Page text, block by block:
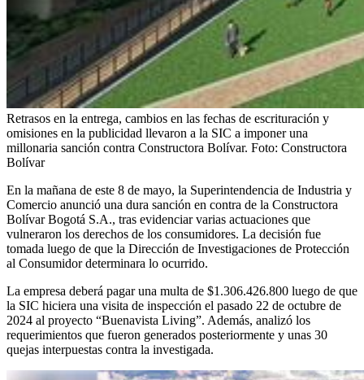
Retrasos en la entrega, cambios en las fechas de escrituración y
omisiones en la publicidad llevaron a la SIC a imponer una
millonaria sanción contra Constructora Bolívar. Foto: Constructora
Bolívar
En la mañana de este 8 de mayo, la Superintendencia de Industria y
Comercio anunció una dura sanción en contra de la Constructora
Bolívar Bogotá S.A., tras evidenciar varias actuaciones que
vulneraron los derechos de los consumidores. La decisión fue
tomada luego de que la Dirección de Investigaciones de Protección
al Consumidor determinara lo ocurrido.
La empresa deberá pagar una multa de $1.306.426.800 luego de que
la SIC hiciera una visita de inspección el pasado 22 de octubre de
2024 al proyecto “Buenavista Living”. Además, analizó los
requerimientos que fueron generados posteriormente y unas 30
quejas interpuestas contra la investigada.